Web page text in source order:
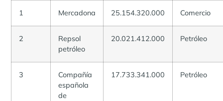
1 Mercadona 25.154.320.000 Comercio
2
Repsol
petróleo
20.021.412.000 Petróleo
3
Compañía
española
de
17.733.341.000 Petróleo